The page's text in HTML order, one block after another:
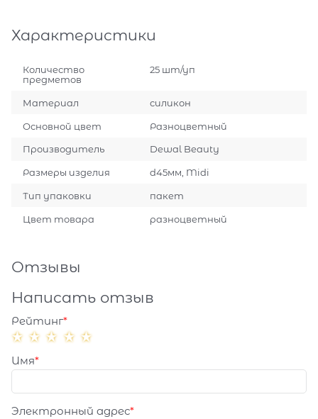
Характеристики
Количество
предметов
25 шт/уп
Материал силикон
Основной цвет Разноцветный
Производитель Dewal Beauty
Размеры изделия d45мм, Midi
Тип упаковки пакет
Цвет товара разноцветный
Отзывы
Написать отзыв
Рейтинг
Имя
Электронный адрес